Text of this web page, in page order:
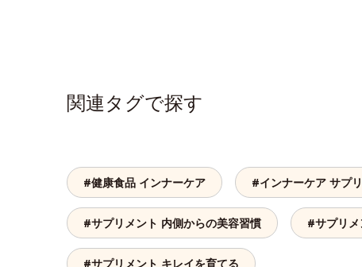
関連タグで探す
#健康食品 インナーケア #インナーケア サプ
#サプリメント 内側からの美容習慣 #サプリ
#サプリメント キレイを育てる